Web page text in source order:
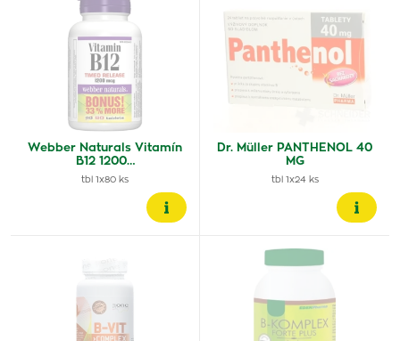
Webber Naturals Vitamín
B12 1200…
tbl 1x80 ks
Dr. Müller PANTHENOL 40
MG
tbl 1x24 ks